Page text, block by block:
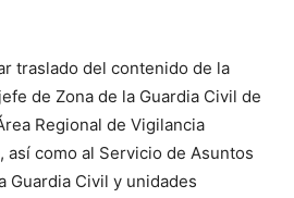
traslado del contenido de la
de Zona de la Guardia Civil de
Regional de Vigilancia
así como al Servicio de Asuntos
Guardia Civil y unidades